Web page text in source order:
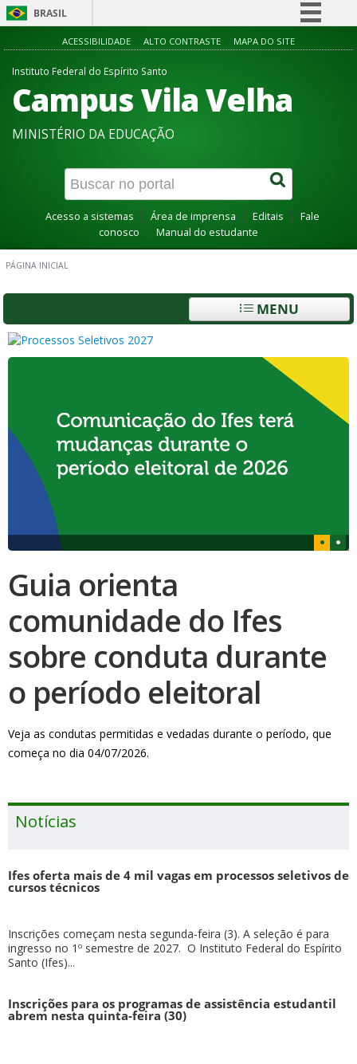
BRASIL
Simplifique!
Participe
Acesso à informação
Canais
ACESSIBILIDADE ALTO CONTRASTE MAPA DO SITE
Instituto Federal do Espírito Santo
Campus Vila Velha
MINISTÉRIO DA EDUCAÇÃO
Acesso a sistemas Área de imprensa Editais
Fale
conosco
Manual do estudante
PÁGINA INICIAL
MENU
Guia orienta
comunidade do Ifes
sobre conduta durante
o período eleitoral
Veja as condutas permitidas e vedadas durante o período, que
começa no dia 04/07/2026.
Notícias
Ifes oferta mais de 4 mil vagas em processos seletivos de
cursos técnicos
Inscrições começam nesta segunda-feira (3). A seleção é para
ingresso no 1º semestre de 2027. O Instituto Federal do Espírito
Santo (Ifes)...
Inscrições para os programas de assistência estudantil
abrem nesta quinta-feira (30)